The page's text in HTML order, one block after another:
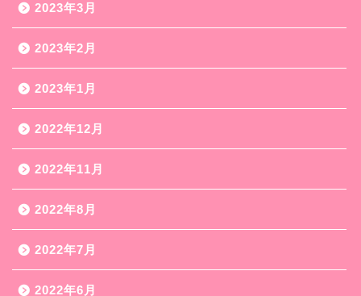
2023年3月
2023年2月
2023年1月
2022年12月
2022年11月
2022年8月
2022年7月
2022年6月